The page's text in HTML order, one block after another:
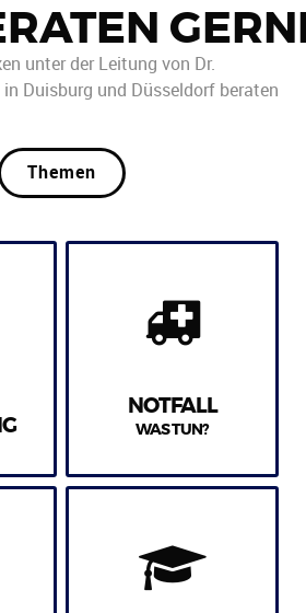
unter der Leitung von Dr.
Duisburg und Düsseldorf beraten
Themen
NOTFALL
WAS TUN?